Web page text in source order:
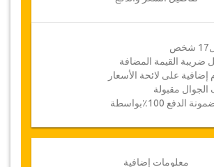
جازيكورلد؟ .. انشر الخبر
ضريبة القيمة المضافة
على لائحة الأسعار
الجوال مقبولة
معلومات إضافية